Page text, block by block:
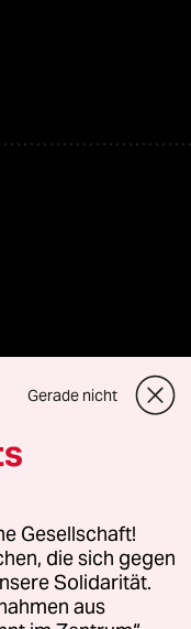
oder für Genehmigungen
Richtlinien
Gerade nicht
Gesellschaft!
die sich gegen
Solidarität.
aus